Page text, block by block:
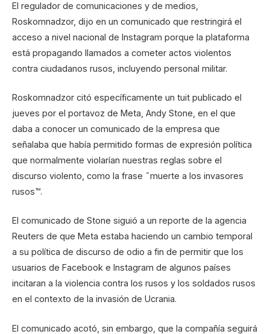
El regulador de comunicaciones y de medios,
Roskomnadzor, dijo en un comunicado que restringirá el
acceso a nivel nacional de Instagram porque la plataforma
está propagando llamados a cometer actos violentos
contra ciudadanos rusos, incluyendo personal militar.
Roskomnadzor citó específicamente un tuit publicado el
jueves por el portavoz de Meta, Andy Stone, en el que
daba a conocer un comunicado de la empresa que
señalaba que había permitido formas de expresión política
que normalmente violarían nuestras reglas sobre el
discurso violento, como la frase ˜muerte a los invasores
rusos™.
El comunicado de Stone siguió a un reporte de la agencia
Reuters de que Meta estaba haciendo un cambio temporal
a su política de discurso de odio a fin de permitir que los
usuarios de Facebook e Instagram de algunos países
incitaran a la violencia contra los rusos y los soldados rusos
en el contexto de la invasión de Ucrania.
El comunicado acotó, sin embargo, que la compañía seguirá